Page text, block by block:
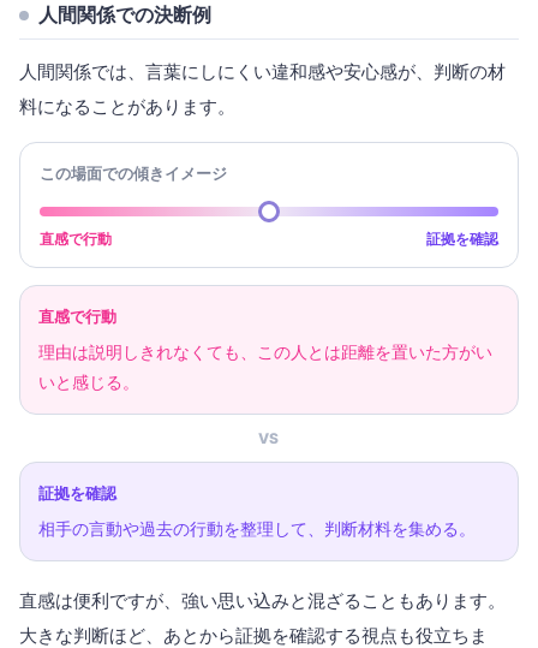
人間関係での決断例
人間関係では、言葉にしにくい違和感や安心感が、判断の材
料になることがあります。
この場面での傾きイメージ
直感で行動 証拠を確認
直感で行動
理由は説明しきれなくても、この人とは距離を置いた方がい
いと感じる。
VS
証拠を確認
相手の言動や過去の行動を整理して、判断材料を集める。
直感は便利ですが、強い思い込みと混ざることもあります。
大きな判断ほど、あとから証拠を確認する視点も役立ちま